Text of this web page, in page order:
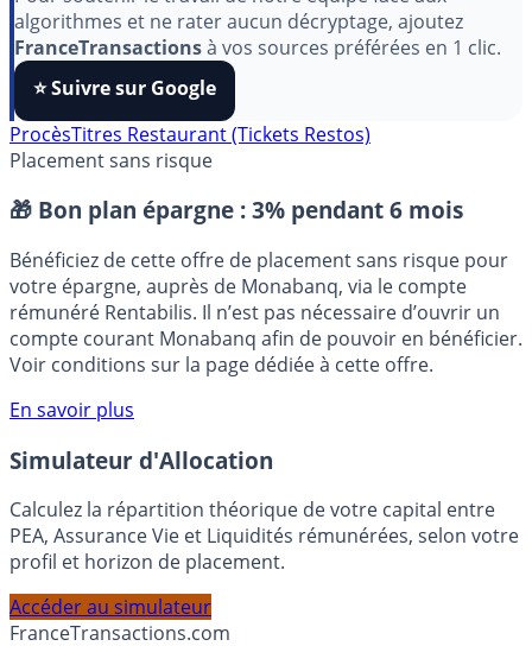
Pour soutenir le travail de notre équipe face aux
algorithmes et ne rater aucun décryptage, ajoutez
FranceTransactionsà vos sources préférées en 1 clic.
⭐️ Suivre sur Google
Titres Restaurant (Tickets Restos)
Placement sans risque
🎁 Bon plan épargne : 3% pendant 6 mois
Bénéficiez de cette offre de placement sans risque pour
votre épargne, auprès de Monabanq, via le compte
rémunéré Rentabilis. Il n’est pas nécessaire d’ouvrir un
Voir conditions sur la page dédiée à cette offre.
En savoir plus
Simulateur d'Allocation
Calculez la répartition théorique de votre capital entre
profil et horizon de placement.